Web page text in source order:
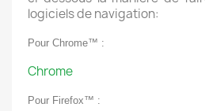
logiciels de navigation:
Pour Chrome™ :
Chrome
Pour Firefox™ :